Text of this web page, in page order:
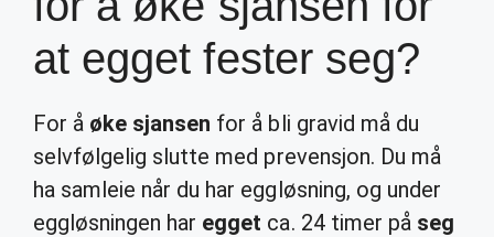
at egget fester seg?
For å øke sjansen for å bli gravid må du
selvfølgelig slutte med prevensjon. Du må
ha samleie når du har eggløsning, og under
eggløsningen har egget ca. 24 timer på seg